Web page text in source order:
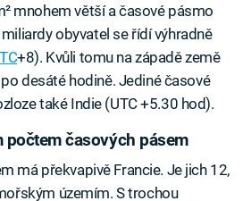
mnohem větší a časové pásmo
obyvatel se řídí výhradně
+8). Kvůli tomu na západě země
desáté hodině. Jediné časové
také Indie (UTC +5.30 hod).
počtem časových pásem
má překvapivě Francie. Je jich 12,
územím. S trochou